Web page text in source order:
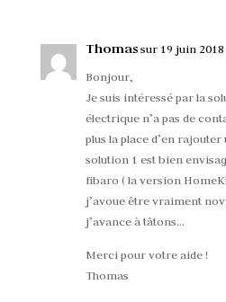
Thomas sur 19 juin
Bonjour,
Je suis intéressé par la
électrique n’a pas de
plus la place d’en
solution 1 est bien
fibaro ( la version
j’avoue être vraiment
j’avance à tâtons…
Merci pour votre aide !
Thomas